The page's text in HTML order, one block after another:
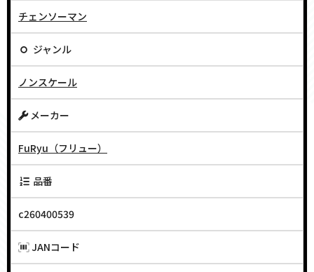
チェンソーマン
ジャンル
ノンスケール
メーカー
FuRyu（フリュー）
品番
c260400539
JANコード